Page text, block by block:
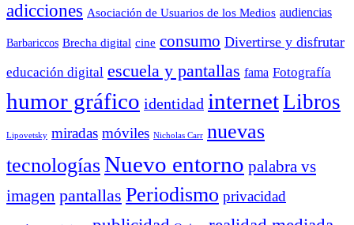
adicciones Asociación de Usuarios de los Medios audiencias
Barbariccos Brecha digital cine consumo Divertirse y disfrutar
educación digital escuela y pantallas fama Fotografía
humor gráfico identidad internetLibros
Lipovetsky miradas móviles Nicholas Carr nuevas
tecnologíasNuevo entorno palabra vs
imagen pantallas Periodismo privacidad